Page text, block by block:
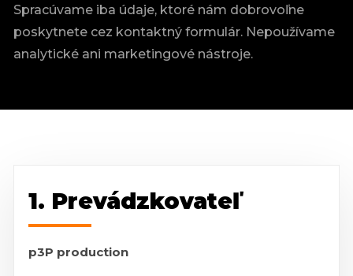
Spracúvame iba údaje, ktoré nám dobrovoľne
poskytnete cez kontaktný formulár. Nepoužívame
analytické ani marketingové nástroje.
1. Prevádzkovateľ
p3P production